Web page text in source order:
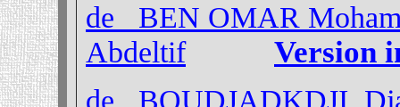
de BEN OMAR
Abdeltif
Version
de BOUDJADKDJI